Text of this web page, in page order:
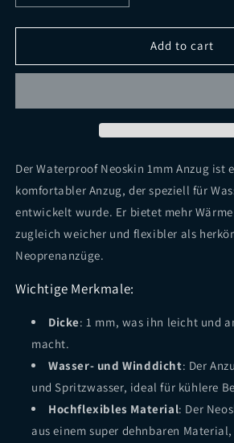
quantity
for
Neoskin
quantity
for
Waterproof
Neoskin
Add to cart
Der Waterproof Neoskin 1mm Anzug ist
komfortabler Anzug, der speziell für
entwickelt wurde. Er bietet mehr
zugleich weicher und flexibler als
Neoprenanzüge.
Wichtige Merkmale:
Dicke: 1 mm, was ihn leicht und
macht.
Wasser- und Winddicht: Der
und Spritzwasser, ideal für kühlere
Hochflexibles Material: Der
aus einem super dehnbaren